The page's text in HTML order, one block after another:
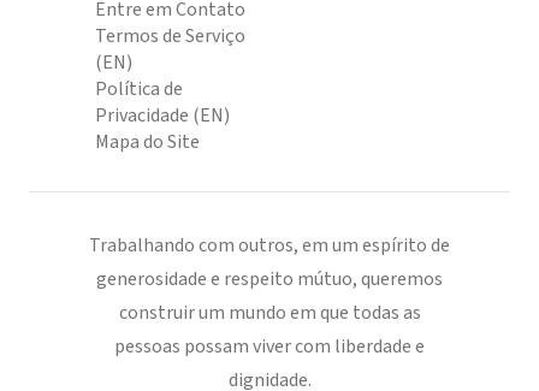
Entre em Contato
Termos de Serviço
(EN)
Política de
Privacidade (EN)
Mapa do Site
Trabalhando com outros, em um espírito de
generosidade e respeito mútuo, queremos
construir um mundo em que todas as
pessoas possam viver com liberdade e
dignidade.